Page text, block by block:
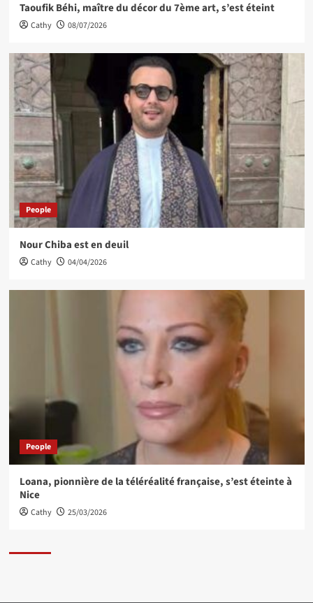
Taoufik Béhi, maître du décor du 7ème art, s’est éteint
Cathy 08/07/2026
People
Nour Chiba est en deuil
Cathy 04/04/2026
People
Loana, pionnière de la téléréalité française, s’est éteinte à
Nice
Cathy 25/03/2026